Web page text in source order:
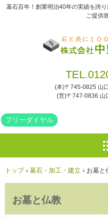
墓石百年！創業明治40年の実績を誇
ご提供
TEL.
(本)〒745-0825 山
(営)〒747-0836 山
フリーダイヤル
トップ › 墓石・加工・建立 › お墓と
お墓と仏教